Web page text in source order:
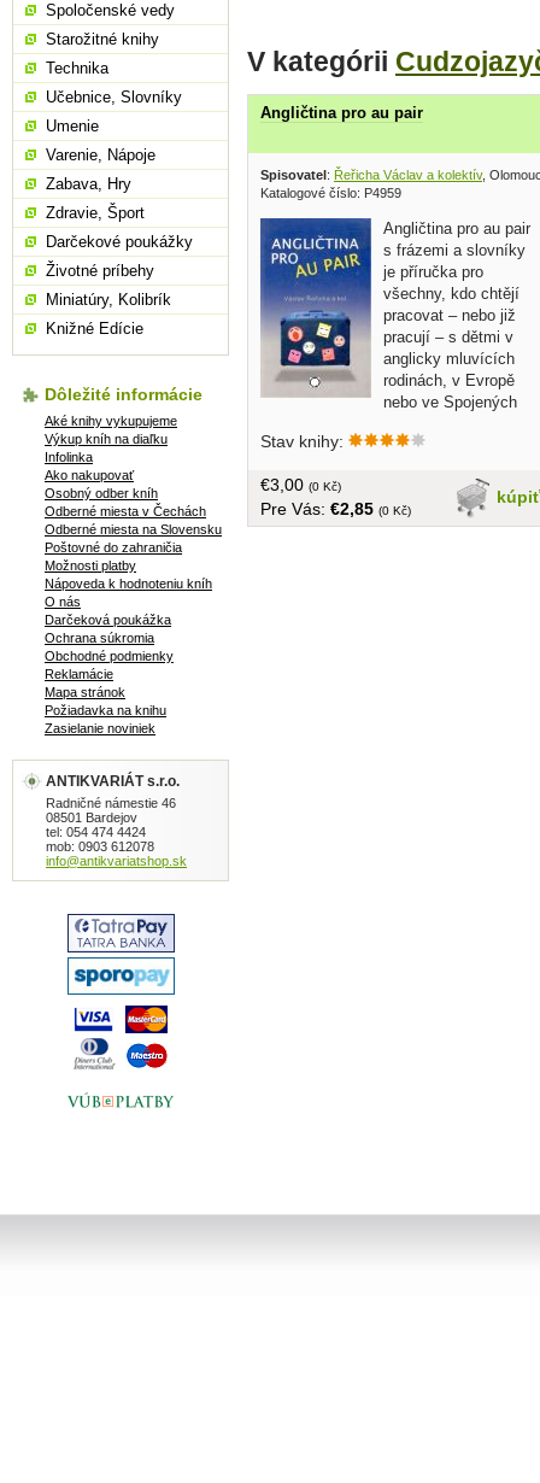
V kategórii
Angličtina pro au pair
Spisovatel: Řeřicha Václav a kolektív,
Katalogové číslo: P4959
Angličtina pro au pair
s frázemi a slovníky
je příručka pro
všechny, kdo chtějí
pracovat – nebo již
pracují – s dětmi v
anglicky mluvících
rodinách, v Evropě
nebo ve Spojených
češtine, brožovaná, 214 strán
Stav knihy:
kúpiť
€3,00 (0 Kč)
Pre Vás: €2,85 (0 Kč)
Spoločenské vedy
Starožitné knihy
Technika
Učebnice, Slovníky
Umenie
Varenie, Nápoje
Zabava, Hry
Zdravie, Šport
Darčekové poukážky
Životné príbehy
Miniatúry, Kolibrík
Knižné Edície
Dôležité informácie
Aké knihy vykupujeme
Výkup kníh na diaľku
Infolinka
Ako nakupovať
Osobný odber kníh
Odberné miesta v Čechách
Odberné miesta na Slovensku
Poštovné do zahraničia
Možnosti platby
Nápoveda k hodnoteniu kníh
O nás
Darčeková poukážka
Ochrana súkromia
Obchodné podmienky
Reklamácie
Mapa stránok
Požiadavka na knihu
Zasielanie noviniek
ANTIKVARIÁT s.r.o.
Radničné námestie 46
08501 Bardejov
tel: 054 474 4424
mob: 0903 612078
info@antikvariatshop.sk